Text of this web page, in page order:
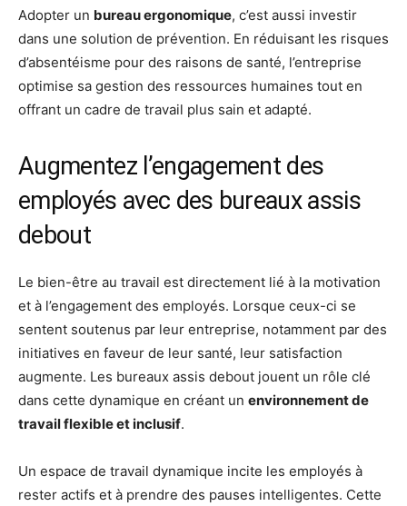
Adopter un bureau ergonomique, c’est aussi investir
dans une solution de prévention. En réduisant les risques
d’absentéisme pour des raisons de santé, l’entreprise
optimise sa gestion des ressources humaines tout en
offrant un cadre de travail plus sain et adapté.
Augmentez l’engagement des
employés avec des bureaux assis
debout
Le bien-être au travail est directement lié à la motivation
et à l’engagement des employés. Lorsque ceux-ci se
sentent soutenus par leur entreprise, notamment par des
initiatives en faveur de leur santé, leur satisfaction
augmente. Les bureaux assis debout jouent un rôle clé
dans cette dynamique en créant un environnement de
travail flexible et inclusif.
Un espace de travail dynamique incite les employés à
rester actifs et à prendre des pauses intelligentes. Cette